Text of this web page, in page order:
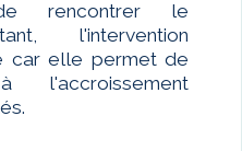
rencontrer le
l'intervention
car elle permet de
l'accroissement